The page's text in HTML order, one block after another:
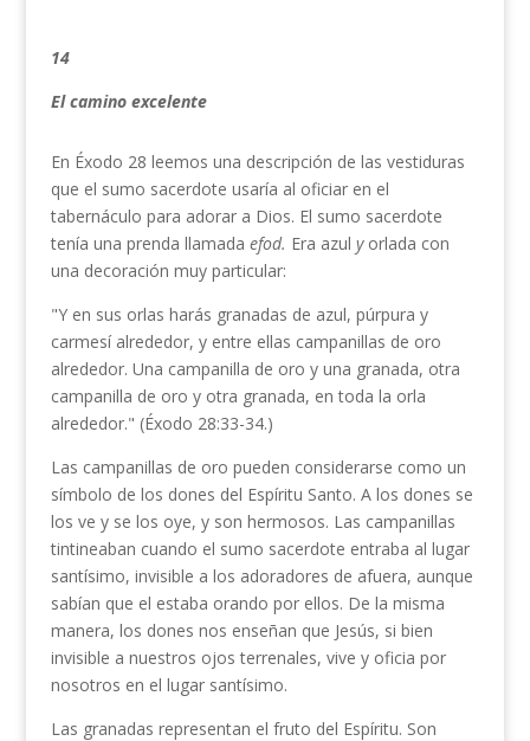
14
El camino excelente
En Éxodo 28 leemos una descripción de las vesti­duras
que el sumo sacerdote usaría al oficiar en el
tabernáculo para adorar a Dios. El sumo sacerdote
tenía una prenda llamada efod. Era azul y orlada con
una decoración muy particular:
"Y en sus orlas harás granadas de azul, púrpura y
carmesí alrededor, y entre ellas campanillas de oro
alrededor. Una campanilla de oro y una granada, otra
campanilla de oro y otra granada, en toda la orla
alrededor." (Éxodo 28:33-34.)
Las campanillas de oro pueden considerarse como un
símbolo de los dones del Espíritu Santo. A los dones se
los ve y se los oye, y son hermosos. Las cam­panillas
tintineaban cuando el sumo sacerdote entraba al lugar
santísimo, invisible a los adoradores de afue­ra, aunque
sabían que el estaba orando por ellos. De la misma
manera, los dones nos enseñan que Jesús, si bien
invisible a nuestros ojos terrenales, vive y oficia por
nosotros en el lugar santísimo.
Las granadas representan el fruto del Espíritu. Son